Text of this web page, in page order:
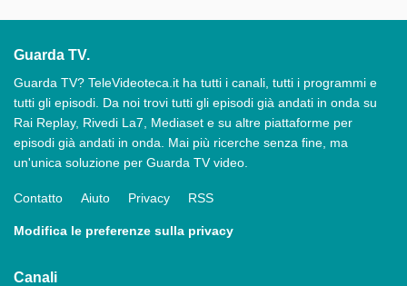
Guarda TV.
Guarda TV? TeleVideoteca.it ha tutti i canali, tutti i programmi e
tutti gli episodi. Da noi trovi tutti gli episodi già andati in onda su
Rai Replay, Rivedi La7, Mediaset e su altre piattaforme per
episodi già andati in onda. Mai più ricerche senza fine, ma
un'unica soluzione per Guarda TV video.
Contatto Aiuto Privacy RSS
Modifica le preferenze sulla privacy
Canali